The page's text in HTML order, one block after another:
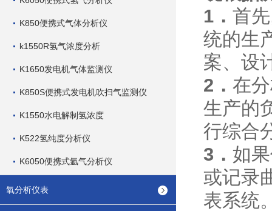
K850便携式气体分析仪
k1550R氢气浓度分析
K1650发电机气体监测仪
K850S便携式发电机吹扫气监测仪
K1550水电解制氢浓度
K522氢纯度分析仪
K6050便携式氩气分析仪
氧分析仪表
1． 首
统的生
案、设
2． 在
生产的
行综合
3． 如
或记录
表系统